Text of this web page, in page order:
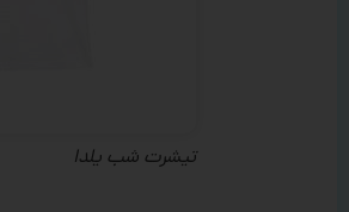
تیشرت شب یلدا